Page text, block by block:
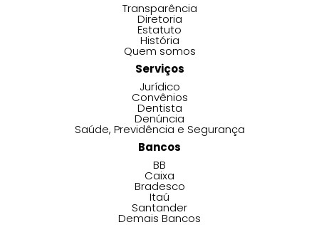
Transparência
Diretoria
Estatuto
História
Quem somos
Serviços
Jurídico
Convênios
Dentista
Denúncia
Saúde, Previdência e Segurança
Bancos
BB
Caixa
Bradesco
Itaú
Santander
Demais Bancos